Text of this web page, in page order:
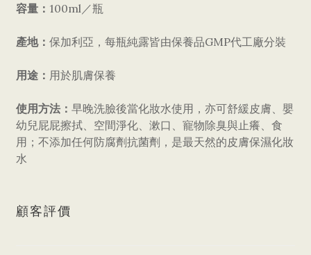
容量： 100ml ／瓶
產地： 保加利亞，每瓶純露皆由保養品GMP代工廠分裝
用途： 用於肌膚保養
使用方法： 早晚洗臉後當化妝水使用，亦可舒緩皮膚、嬰
幼兒屁屁擦拭、空間淨化、漱口、寵物除臭與止癢、食
用；不添加任何防腐劑抗菌劑，是最天然的皮膚保濕化妝
水
顧客評價